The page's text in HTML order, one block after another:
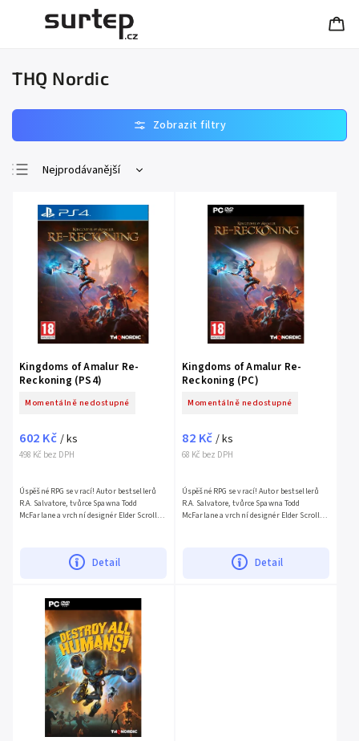
THQ Nordic
Nejprodávanější
Nejdražší
Abecedně
Kingdoms of Amalur Re-
Reckoning (PS4)
Momentálně nedostupné
498 Kč bez DPH
602 Kč / ks
Detail
Úspěšné RPG se vrací! Autor bestsellerů
R.A. Salvatore, tvůrce Spawna Todd
McFarlane a vrchní designér Elder Scrolls
Kingdoms of Amalur Re-
Reckoning (PC)
Momentálně nedostupné
68 Kč bez DPH
82 Kč / ks
Detail
Úspěšné RPG se vrací! Autor bestsellerů
R.A. Salvatore, tvůrce Spawna Todd
McFarlane a vrchní designér Elder Scrolls